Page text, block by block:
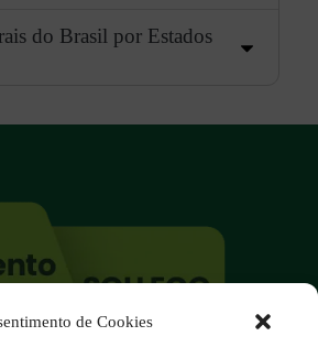
de Cookies
do Brasil por Estados